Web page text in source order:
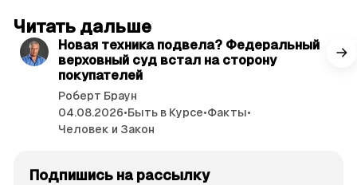
Читать дальше
Новая техника подвела? Федеральный
верховный суд встал на сторону
покупателей
Роберт Браун
04.08.2026•Быть в Курсе•Факты•
Человек и Закон
Подпишись на рассылку